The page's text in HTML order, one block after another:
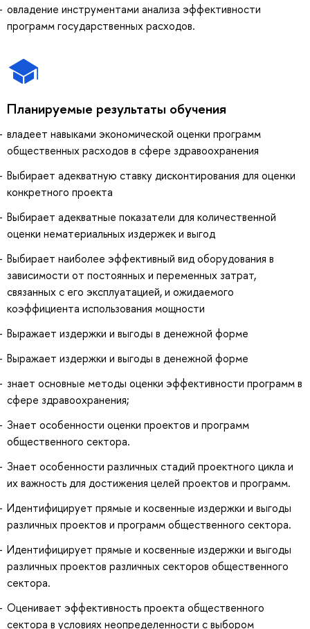
овладение инструментами анализа эффективности
программ государственных расходов.
Планируемые результаты обучения
владеет навыками экономической оценки программ
общественных расходов в сфере здравоохранения
Выбирает адекватную ставку дисконтирования для оценки
конкретного проекта
Выбирает адекватные показатели для количественной
оценки нематериальных издержек и выгод
Выбирает наиболее эффективный вид оборудования в
зависимости от постоянных и переменных затрат,
связанных с его эксплуатацией, и ожидаемого
коэффициента использования мощности
Выражает издержки и выгоды в денежной форме
Выражает издержки и выгоды в денежной форме
знает основные методы оценки эффективности программ в
сфере здравоохранения;
Знает особенности оценки проектов и программ
общественного сектора.
Знает особенности различных стадий проектного цикла и
их важность для достижения целей проектов и программ.
Идентифицирует прямые и косвенные издержки и выгоды
различных проектов и программ общественного сектора.
Идентифицирует прямые и косвенные издержки и выгоды
различных проектов различных секторов общественного
сектора.
Оценивает эффективность проекта общественного
сектора в условиях неопределенности с выбором